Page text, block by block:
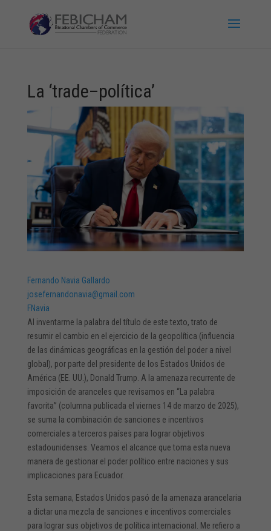
La ‘trade–política’
Fernando Navia Gallardo
josefernandonavia@gmail.com
FNavia
Al inventarme la palabra del título de este texto, trato de
resumir el cambio en el ejercicio de la geopolítica (influencia
de las dinámicas geográficas en la gestión del poder a nivel
global), por parte del presidente de los Estados Unidos de
América (EE. UU.), Donald Trump. A la amenaza recurrente de
imposición de aranceles que revisamos en “La palabra
favorita” (columna publicada el viernes 14 de marzo de 2025),
se suma la combinación de sanciones e incentivos
comerciales a terceros países para lograr objetivos
estadounidenses. Veamos el alcance que toma esta nueva
manera de gestionar el poder político entre naciones y sus
implicaciones para Ecuador.
Esta semana, Estados Unidos pasó de la amenaza arancelaria
a dictar una mezcla de sanciones e incentivos comerciales
para lograr sus objetivos de política internacional. Me refiero a